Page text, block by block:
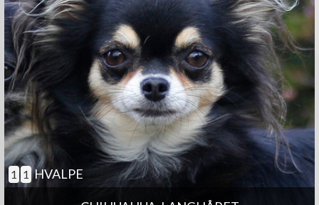
1 1 HVALPE